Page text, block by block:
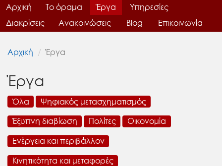
Αρχική Το όραμα Έργα
Υπηρεσίες
Διακρίσεις
Ανακοινώσεις Blog Επικοινωνία
Αρχική Έργα
Έργα
Όλα
Ψηφιακός μετασχηματισμός
Έξυπνη διαβίωση
Πολίτες
Οικονομία
Ενέργεια και περιβάλλον
Κινητικότητα και μεταφορές